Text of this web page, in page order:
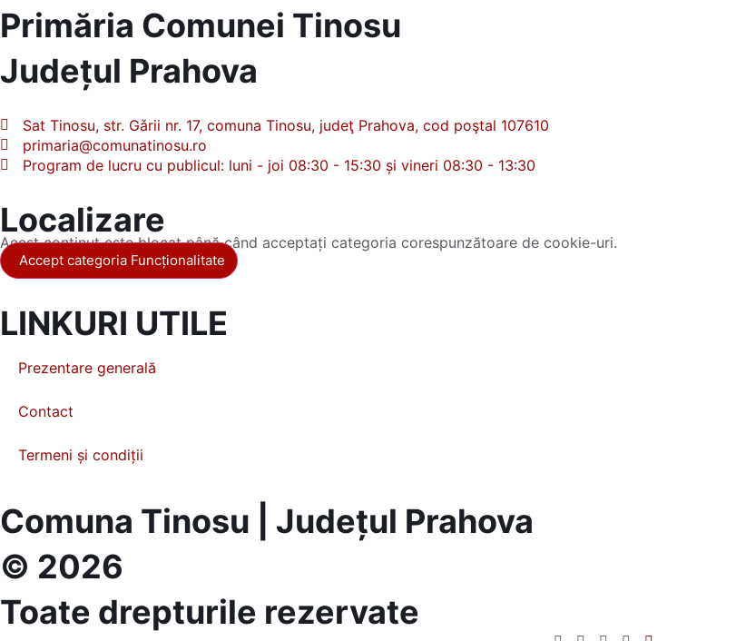
Primăria Comunei Tinosu
Județul Prahova
Sat Tinosu, str. Gǎrii nr. 17, comuna Tinosu, judeţ Prahova, cod poştal 107610
primaria@comunatinosu.ro
Program de lucru cu publicul: luni - joi 08:30 - 15:30 și vineri 08:30 - 13:30
Localizare
Acest conținut este blocat până când acceptați categoria corespunzătoare de cookie-uri.
Accept categoria Funcționalitate
LINKURI UTILE
Prezentare generală
Contact
Termeni și condiții
Comuna Tinosu | Județul Prahova
© 2026
Toate drepturile rezervate